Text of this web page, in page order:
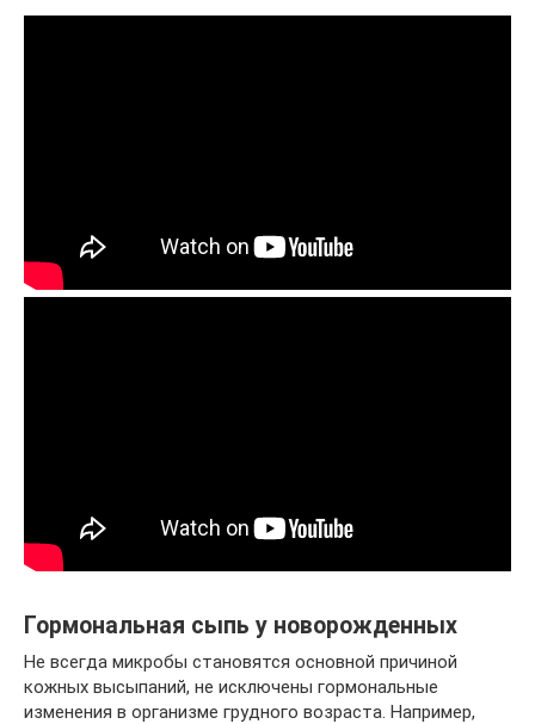
Гормональная сыпь у новорожденных
Не всегда микробы становятся основной причиной
кожных высыпаний, не исключены гормональные
изменения в организме грудного возраста. Например,